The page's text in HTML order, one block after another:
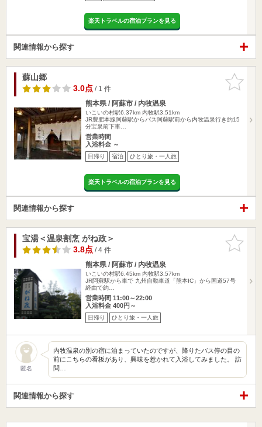
楽天トラベルの宿泊プランを見る
関連情報から探す
お気に入
りに追加
蘇山郷
3.0点/ 1 件
熊本県 / 阿蘇市 / 内牧温泉
いこいの村駅6.37km 内牧駅3.51km
JR豊肥本線阿蘇駅からバス阿蘇駅前から内牧温泉行き約15
分宝泉前下車…
営業時間
入浴料金 ～
日帰り 宿泊 ひとり旅・一人旅
楽天トラベルの宿泊プランを見る
関連情報から探す
お気に入
りに追加
宝湯＜温泉割烹 がね政＞
3.8点/ 4 件
熊本県 / 阿蘇市 / 内牧温泉
いこいの村駅6.45km 内牧駅3.57km
JR阿蘇駅から車で 九州自動車道「熊本IC」から国道57号
経由で約…
営業時間 11:00～22:00
入浴料金 400円～
日帰り ひとり旅・一人旅
匿名
内牧温泉の別の宿に泊まっていたのですが、降りたバス停の目の
前にこちらの看板があり、興味を惹かれて入浴してみました。 訪
問…
関連情報から探す